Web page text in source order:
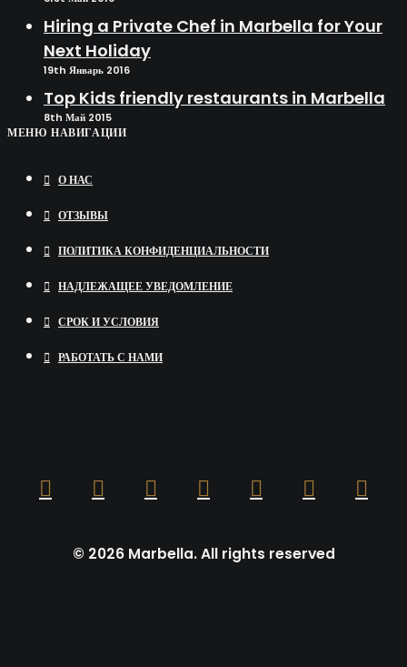
We had recently the opportunity to organise
60th Anniversary White Party in Marbella for
memorable Private Parties in Marbella, our
Hiring a Private Chef in Marbella for Your
Next Holiday
19th Январь 2016
Top Kids friendly restaurants in Marbella
8th Май 2015
МЕНЮ НАВИГАЦИИ
О НАС
ОТЗЫВЫ
ПОЛИТИКА КОНФИДЕНЦИАЛЬНОСТИ
НАДЛЕЖАЩЕЕ УВЕДОМЛЕНИЕ
СРОК И УСЛОВИЯ
РАБОТАТЬ С НАМИ
© 2026 Marbella. All rights reserved